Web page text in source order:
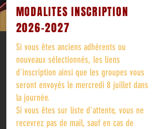
MODALITES INSCRIPTION
2026-2027
Si vous êtes anciens adhérents ou
nouveaux sélectionnés, les liens
d'inscription ainsi que les groupes vous
seront envoyés le mercredi 8 juillet dans
la journée.
Si vous êtes sur liste d'attente, vous ne
recevrez pas de mail, sauf en cas de